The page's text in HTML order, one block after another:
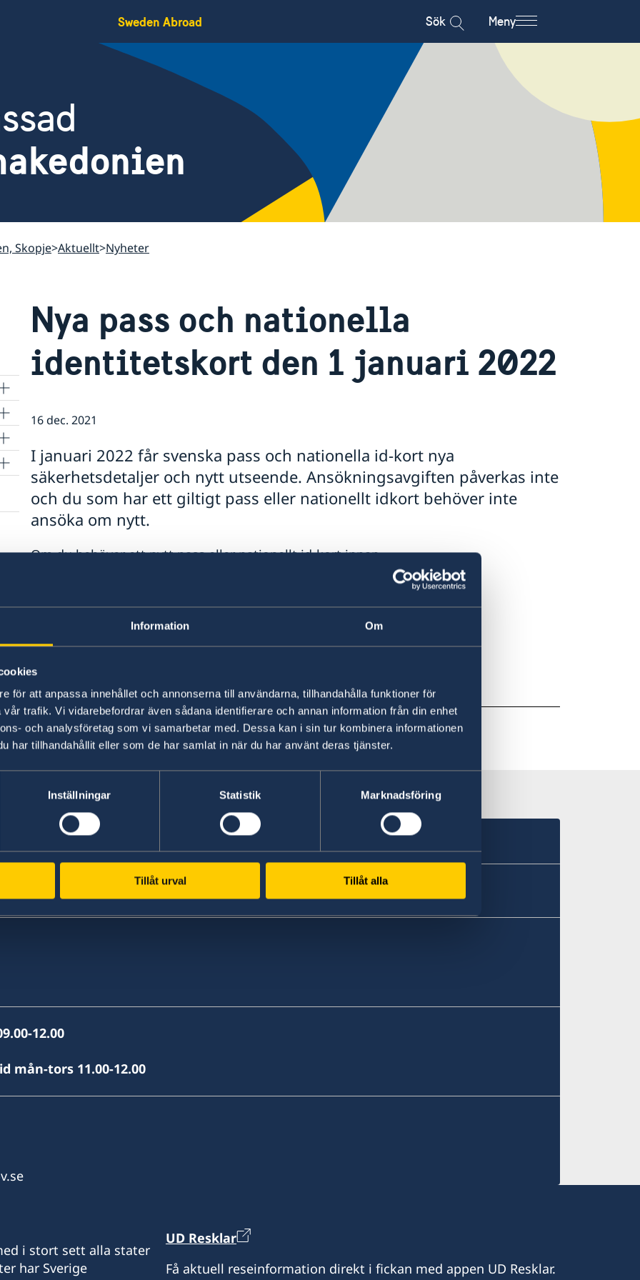
Information Om
för att anpassa innehållet och annonserna till användarna, tillhandahålla funktioner för
trafik. Vi vidarebefordrar även sådana identifierare och annan information från din enhet
och analysföretag som vi samarbetar med. Dessa kan i sin tur kombinera informationen
har tillhandahållit eller som de har samlat in när du har använt deras tjänster.
Inställningar Statistik Marknadsföring
Tillåt urval Tillåt alla
Sweden Abroad Sök Meny
Skopje Aktuellt Nyheter
Nya pass och nationella
identitetskort den 1 januari 2022
16 dec. 2021
I januari 2022 får svenska pass och nationella id-kort nya
säkerhetsdetaljer och nytt utseende. Ansökningsavgiften påverkas inte
och du som har ett giltigt pass eller nationellt idkort behöver inte
ansöka om nytt.
Om du behöver ett nytt pass eller nationellt id-kort innan
årsskiftet är det extra viktigt att du vid ansökan har med dig
den. Information om giltiga id-handlingar.
Har du ingen giltig svensk id-handling måste du ha med dig
någon som kan styrka din identitet. Information om godkända
Vänligen observera att samtliga handlingar/dokument ska
vara i original eller bestyrkt kopia.
Senast uppdaterad 16 dec. 2021, 15.16
12.00
mån-tors 11.00-12.00
i stort sett alla stater
har Sverige
UD Resklar
Få aktuell reseinformation direkt i fickan med appen UD Resklar.